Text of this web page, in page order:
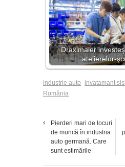
Draxlmaier
atelierelor-
industrie auto invatamant
România
Pierderi mari de locuri
de muncă în industria
auto germană. Care
sunt estimările